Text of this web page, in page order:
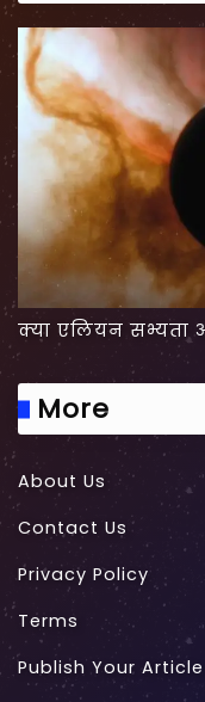
क्या एलियन सभ्यता
More
About Us
Contact Us
Privacy Policy
Terms
Publish Your Article